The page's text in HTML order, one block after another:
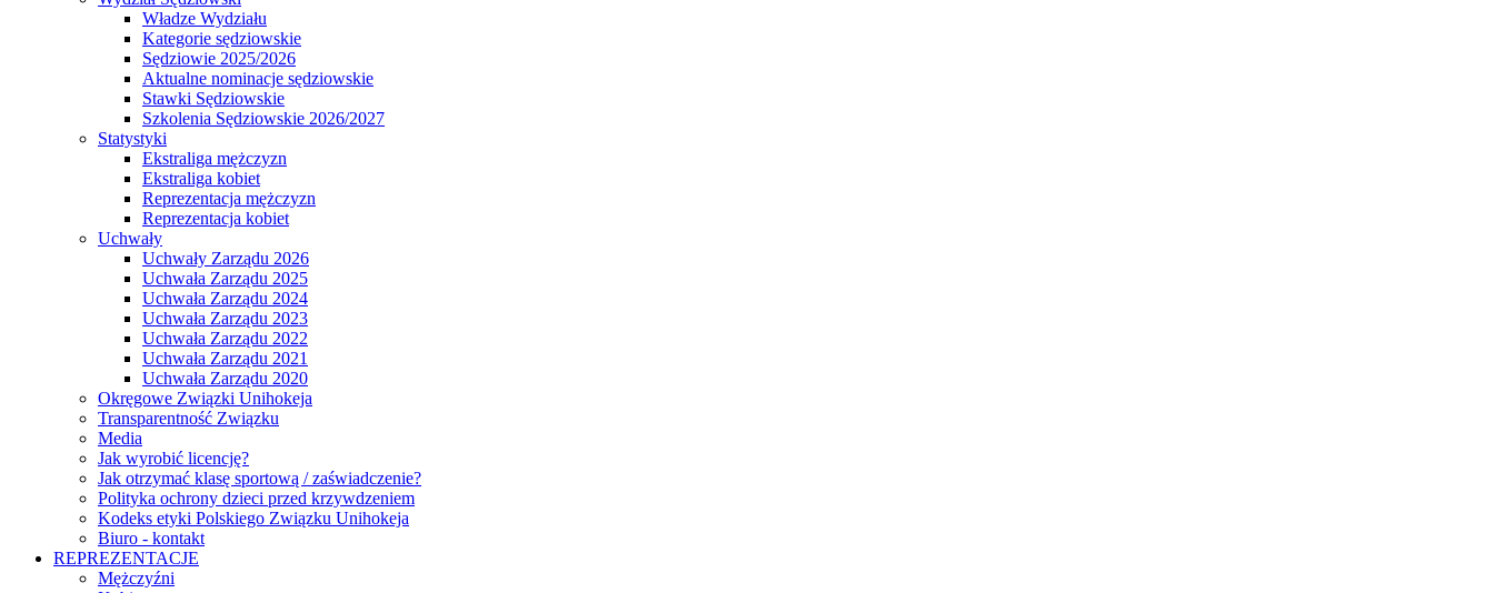
Władze Wydziału
Kategorie sędziowskie
Sędziowie 2025/2026
Aktualne nominacje sędziowskie
Stawki Sędziowskie
Szkolenia Sędziowskie 2026/2027
Statystyki
Ekstraliga mężczyzn
Ekstraliga kobiet
Reprezentacja mężczyzn
Reprezentacja kobiet
Uchwały
Uchwały Zarządu 2026
Uchwała Zarządu 2025
Uchwała Zarządu 2024
Uchwała Zarządu 2023
Uchwała Zarządu 2022
Uchwała Zarządu 2021
Uchwała Zarządu 2020
Okręgowe Związki Unihokeja
Transparentność Związku
Media
Jak wyrobić licencję?
Jak otrzymać klasę sportową / zaświadczenie?
Polityka ochrony dzieci przed krzywdzeniem
Kodeks etyki Polskiego Związku Unihokeja
Biuro - kontakt
REPREZENTACJE
Mężczyźni